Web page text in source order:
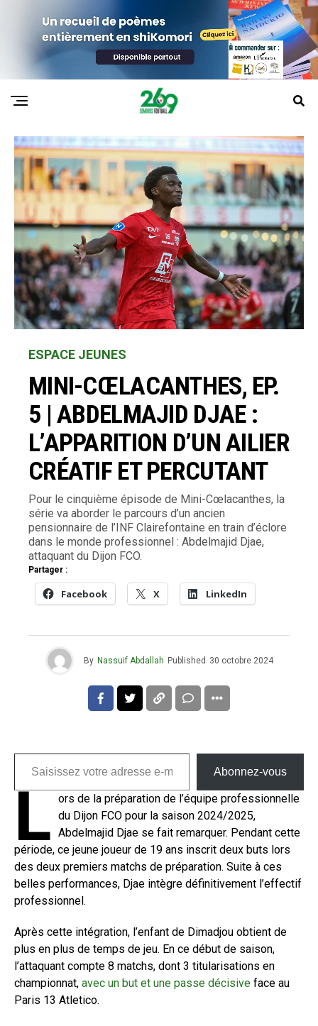
ESPACE JEUNES
MINI-CŒLACANTHES, EP.
5 | ABDELMAJID DJAE :
L’APPARITION D’UN AILIER
CRÉATIF ET PERCUTANT
Pour le cinquième épisode de Mini-Cœlacanthes, la
série va aborder le parcours d’un ancien
pensionnaire de l’INF Clairefontaine en train d’éclore
dans le monde professionnel : Abdelmajid Djae,
attaquant du Dijon FCO.
Partager :
Facebook X LinkedIn
By Nassuif Abdallah Published 30 octobre 2024
Saisissez votre adresse e-mail…
Abonnez-vous
L ors de la préparation de l’équipe professionnelle
du Dijon FCO pour la saison 2024/2025,
Abdelmajid Djae se fait remarquer. Pendant cette
période, ce jeune joueur de 19 ans inscrit deux buts lors
des deux premiers matchs de préparation. Suite à ces
belles performances, Djae intègre définitivement l’effectif
professionnel.
Après cette intégration, l’enfant de Dimadjou obtient de
plus en plus de temps de jeu. En ce début de saison,
l’attaquant compte 8 matchs, dont 3 titularisations en
championnat, avec un but et une passe décisive face au
Paris 13 Atletico.